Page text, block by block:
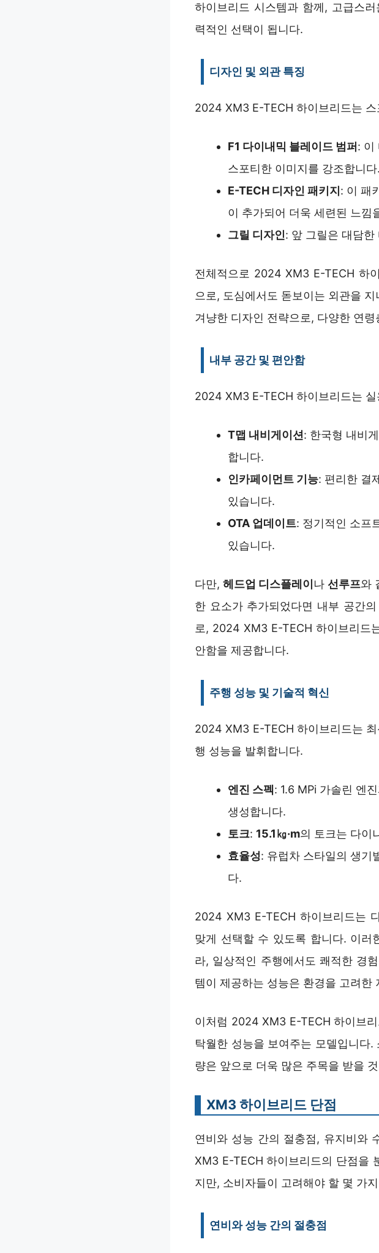
하이브리드 시스템과 함께, 고급스
력적인 선택이 됩니다.
디자인 및 외관 특징
2024 XM3 E-TECH 하이브리드는
F1 다이내믹 블레이드 범퍼 : 이
스포티한 이미지를 강조합니다.
E-TECH 디자인 패키지 : 이 패
이 추가되어 더욱 세련된 느낌
그릴 디자인: 앞 그릴은 대담
전체적으로 2024 XM3 E-TECH 하
으로, 도심에서도 돋보이는 외관을
겨냥한 디자인 전략으로, 다양한 연
내부 공간 및 편안함
2024 XM3 E-TECH 하이브리드는
T맵 내비게이션: 한국형 내비
합니다.
인카페이먼트 기능: 편리한 결
있습니다.
OTA 업데이트: 정기적인 소프
있습니다.
다만,헤드업 디스플레이 나선루프와
한 요소가 추가되었다면 내부 공간
로, 2024 XM3 E-TECH 하이브리드
안함을 제공합니다.
주행 성능 및 기술적 혁신
2024 XM3 E-TECH 하이브리드는
행 성능을 발휘합니다.
엔진 스펙 : 1.6 MPi 가솔린 엔
생성합니다.
토크: 15.1㎏·m의 토크는 다이
효율성: 유럽차 스타일의 생기
다.
2024 XM3 E-TECH 하이브리드는
맞게 선택할 수 있도록 합니다. 이러
라, 일상적인 주행에서도 쾌적한 경
템이 제공하는 성능은 환경을 고려한
이처럼 2024 XM3 E-TECH 하이브
탁월한 성능을 보여주는 모델입니다
량은 앞으로 더욱 많은 주목을 받을
XM3 하이브리드 단점
연비와 성능 간의 절충점, 유지비와
XM3 E-TECH 하이브리드의 단점을
지만, 소비자들이 고려해야 할 몇 가
연비와 성능 간의 절충점